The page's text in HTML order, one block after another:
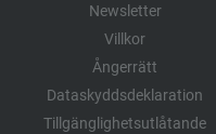
Newsletter
Villkor
Ångerrätt
Dataskyddsdeklaration
Tillgänglighetsutlåtande